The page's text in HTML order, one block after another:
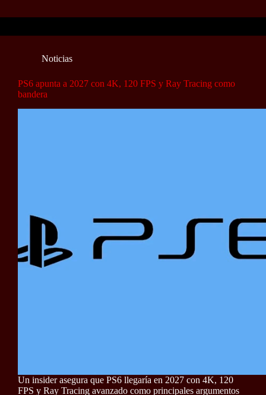
Noticias
PS6 apunta a 2027 con 4K, 120 FPS y Ray Tracing como
bandera
Un insider asegura que PS6 llegaría en 2027 con 4K, 120
FPS y Ray Tracing avanzado como principales argumentos